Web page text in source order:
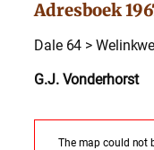
Adresboek
Dale 64 >
G.J. Vonderhorst
The map could not